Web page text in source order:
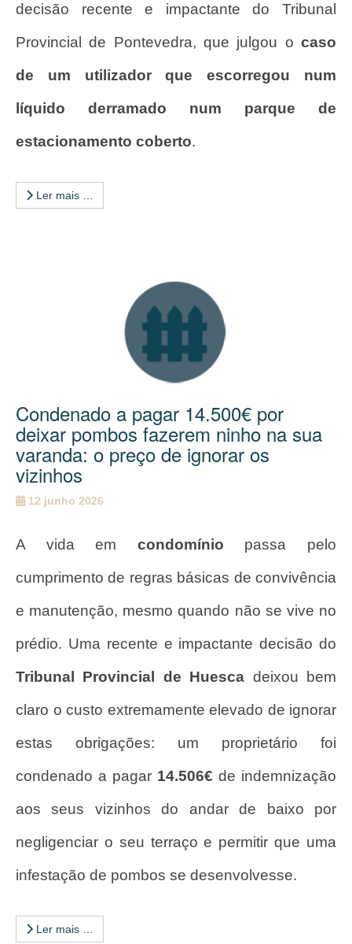
decisão recente e impactante do Tribunal
Provincial de Pontevedra, que julgou o caso
de um utilizador que escorregou num
líquido derramado num parque de
estacionamento coberto.
Ler mais …
Condenado a pagar 14.500€ por
deixar pombos fazerem ninho na sua
varanda: o preço de ignorar os
vizinhos
12 junho 2026
A vida em condomínio passa pelo
cumprimento de regras básicas de convivência
e manutenção, mesmo quando não se vive no
prédio. Uma recente e impactante decisão do
Tribunal Provincial de Huesca deixou bem
claro o custo extremamente elevado de ignorar
estas obrigações: um proprietário foi
condenado a pagar 14.506€ de indemnização
aos seus vizinhos do andar de baixo por
negligenciar o seu terraço e permitir que uma
infestação de pombos se desenvolvesse.
Ler mais …